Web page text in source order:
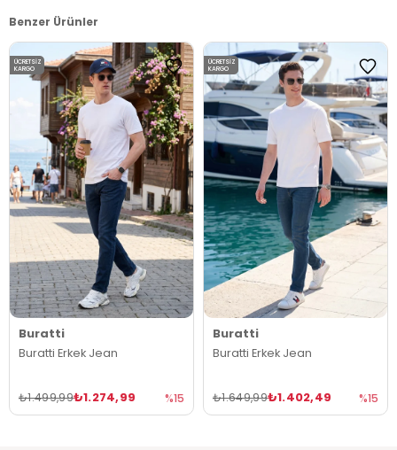
Benzer Ürünler
Buratti
Buratti Erkek Jean
₺1.274,99
₺1.499,99 %15
ÜCRETSIZ
KARGO
Buratti
Buratti Erkek Jean
₺1.402,49
₺1.649,99 %15
ÜCRETSIZ
KARGO